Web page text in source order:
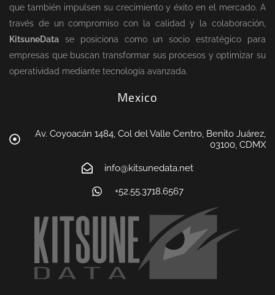
que también impulsen su crecimiento y éxito en el mercado. A
través de un compromiso con la calidad y la colaboración,
KitsuneData se posiciona como un socio estratégico para
empresas que buscan transformar sus procesos y optimizar su
operatividad mediante tecnología avanzada.
Mexico
Av. Coyoacán 1484, Col del Valle Centro, Benito Juárez,
03100, CDMX
info@kitsunedata.net
+52.55.3718.6567